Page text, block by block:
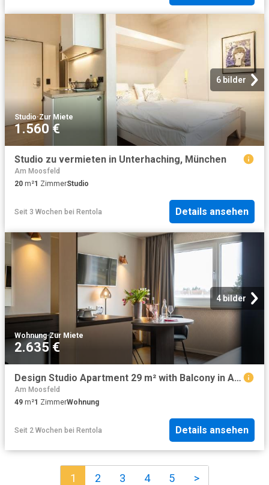
6 bilder
Studio·Zur Miete
1.560 €
Studio zu vermieten in Unterhaching, München
Am Moosfeld
20 m²1 ZimmerStudio
Seit 3 Wochen bei Rentola Details ansehen
4 bilder
Wohnung·Zur Miete
2.635 €
Design Studio Apartment 29 m² with Balcony in Aschheim near Munich
Am Moosfeld
49 m²1 ZimmerWohnung
Seit 2 Wochen bei Rentola Details ansehen
1 2 3 4 5 >